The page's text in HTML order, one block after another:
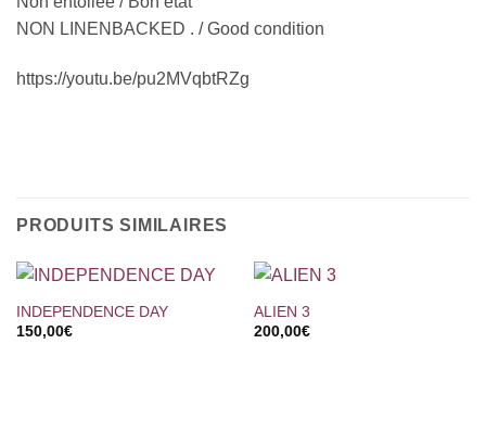
NON LINENBACKED . / Good condition
https://youtu.be/pu2MVqbtRZg
PRODUITS SIMILAIRES
INDEPENDENCE DAY
150,00€
ALIEN 3
200,00€